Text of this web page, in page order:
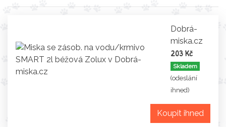
Dobrá-
miska.cz
203 Kč
Skladem
(odeslání
ihned)
Koupit ihned